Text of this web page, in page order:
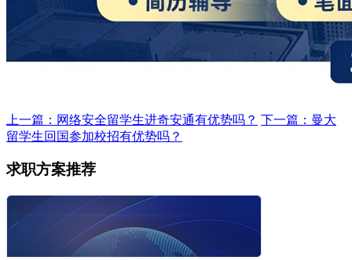
上一篇：网络安全留学生进奇安通有优势吗？ 下一篇：曼大
留学生回国参加校招有优势吗？
求职方案推荐